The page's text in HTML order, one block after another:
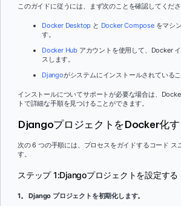
このガイドに従うには、まず次のことを確認してくださ
Docker Desktop と Docker Composeをマシ
す。
Docker Hub アカウントを使用して、Docker
スします。
Djangoがシステムにインストールされている
インストールについてサポートが必要な場合は、
トで詳細な手順を見つけることができます。
DjangoプロジェクトをDocker化
次の 6 つの手順には、プロセスをガイドするコード ス
す。
ステップ 1:Djangoプロジェクトを設定する
1。 Django プロジェクトを初期化します。